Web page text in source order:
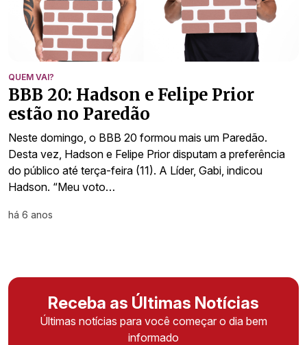
QUEM VAI?
BBB 20: Hadson e Felipe Prior
estão no Paredão
Neste domingo, o BBB 20 formou mais um Paredão.
Desta vez, Hadson e Felipe Prior disputam a preferência
do público até terça-feira (11). A Líder, Gabi, indicou
Hadson. “Meu voto…
há 6 anos
Receba as Últimas Notícias
Últimas notícias para você começar o dia bem
informado